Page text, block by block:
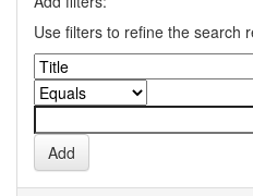
Use filters to refine the search